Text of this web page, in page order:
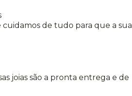
de tudo para que a sua
joias são a pronta entrega e de